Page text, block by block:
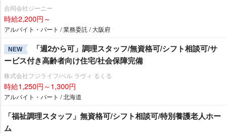
合同会社ジーニー
時給2,200円～
アルバイト・パート / 業務委託 / 大阪府
NEW
「週2から可」調理スタッフ/無資格可/シフト相談可/サ
ービス付き高齢者向け住宅/社会保障完備
株式会社フジライフ/ベル ラヴィ るくる
時給1,250円～1,300円
アルバイト・パート / 北海道
「福祉調理スタッフ」無資格可/シフト相談可/特別養護老人ホー
ム